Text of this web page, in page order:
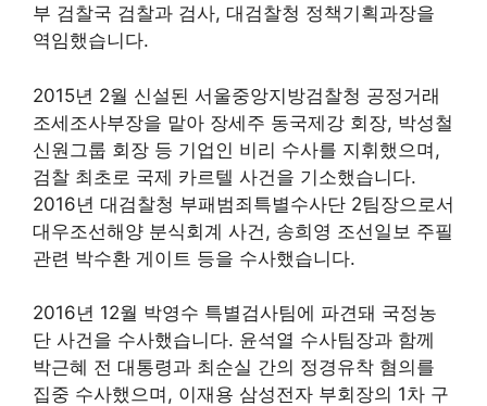
부 검찰국 검찰과 검사, 대검찰청 정책기획과장을
역임했습니다.
2015년 2월 신설된 서울중앙지방검찰청 공정거래
조세조사부장을 맡아 장세주 동국제강 회장, 박성철
신원그룹 회장 등 기업인 비리 수사를 지휘했으며,
검찰 최초로 국제 카르텔 사건을 기소했습니다.
2016년 대검찰청 부패범죄특별수사단 2팀장으로서
대우조선해양 분식회계 사건, 송희영 조선일보 주필
관련 박수환 게이트 등을 수사했습니다.
2016년 12월 박영수 특별검사팀에 파견돼 국정농
단 사건을 수사했습니다. 윤석열 수사팀장과 함께
박근혜 전 대통령과 최순실 간의 정경유착 혐의를
집중 수사했으며, 이재용 삼성전자 부회장의 1차 구